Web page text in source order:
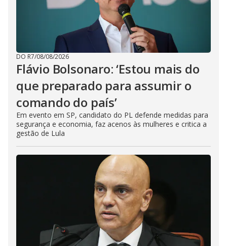
DO R7/08/08/2026
Flávio Bolsonaro: ‘Estou mais do
que preparado para assumir o
comando do país’
Em evento em SP, candidato do PL defende medidas para
segurança e economia, faz acenos às mulheres e critica a
gestão de Lula